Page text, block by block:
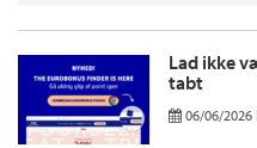
Lad ikke
tabt
06/06/2026